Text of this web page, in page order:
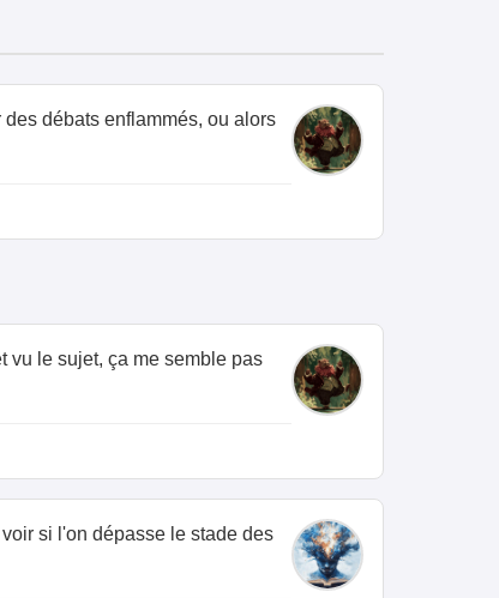
débats enflammés, ou alors
vu le sujet, ça me semble pas
si l'on dépasse le stade des